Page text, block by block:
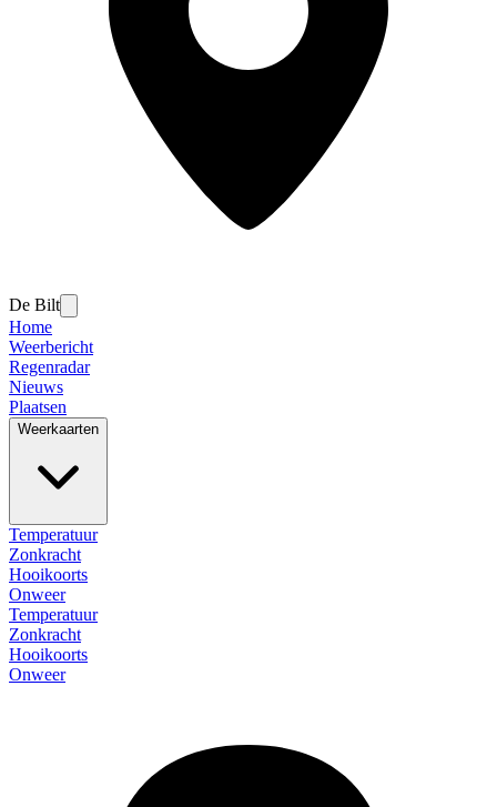
De Bilt
Home
Weerbericht
Regenradar
Nieuws
Plaatsen
Weerkaarten
Temperatuur
Zonkracht
Hooikoorts
Onweer
Temperatuur
Zonkracht
Hooikoorts
Onweer